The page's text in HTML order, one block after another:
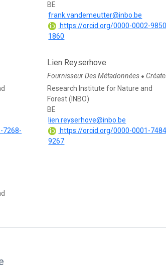
BE
frank.vandemeutter@inbo.be
https://orcid.org/0000-0002-
1860
7268-
Lien Reyserhove
Fournisseur Des Métadonnées ●
Research Institute for Nature and
Forest (INBO)
BE
lien.reyserhove@inbo.be
https://orcid.org/0000-0001-
9267